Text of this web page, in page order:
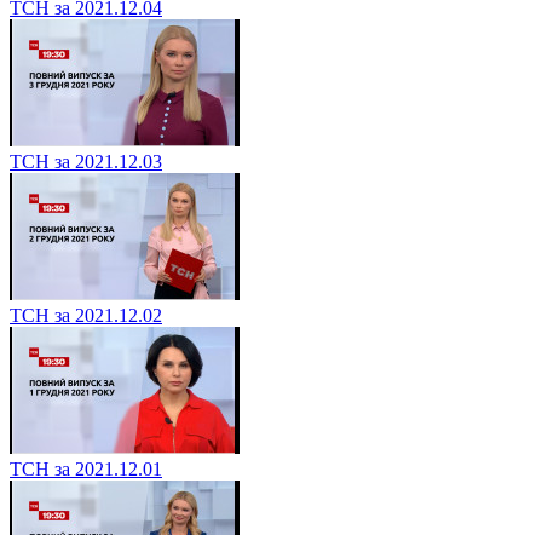
ТСН за 2021.12.04
ТСН за 2021.12.03
ТСН за 2021.12.02
ТСН за 2021.12.01